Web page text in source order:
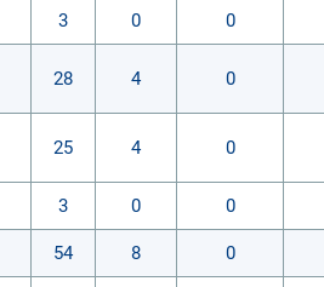
3 0 0
28 4 0
25 4 0
3 0 0
54 8 0